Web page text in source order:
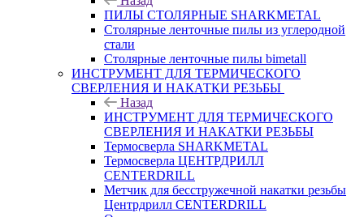
ПИЛЫ СТОЛЯРНЫЕ SHARKMETAL
Столярные ленточные пилы из углеродной
стали
Столярные ленточные пилы bimetall
ИНСТРУМЕНТ ДЛЯ ТЕРМИЧЕСКОГО
СВЕРЛЕНИЯ И НАКАТКИ РЕЗЬБЫ
Назад
ИНСТРУМЕНТ ДЛЯ ТЕРМИЧЕСКОГО
СВЕРЛЕНИЯ И НАКАТКИ РЕЗЬБЫ
Термосверла SHARKMETAL
Термосверла ЦЕНТРДРИЛЛ
CENTERDRILL
Метчик для бесстружечной накатки резьбы
Центрдрилл CENTERDRILL